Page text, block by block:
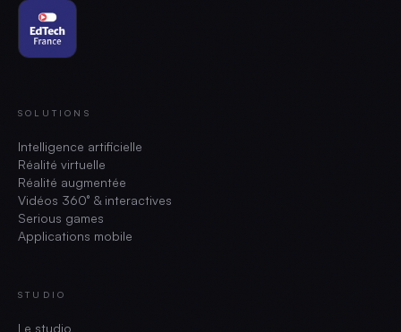
SOLUTIONS
Intelligence artificielle
Réalité virtuelle
Réalité augmentée
Vidéos 360° & interactives
Serious games
Applications mobile
STUDIO
Le studio